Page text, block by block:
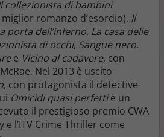
collezionista di bambini
romanzo d’esordio), Il
porta dell’inferno, La casa delle
di occhi, Sangue nero,
e Vicino al cadavere, con
Nel 2013 è uscito
, con protagonista il detective
Omicidi quasi perfettiè un
il prestigioso premio CWA
l’ITV Crime Thriller come